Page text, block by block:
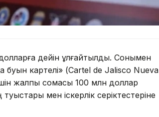
дейін ұлғайтылды. Сонымен
буын картелі» (Cartel de Jalisco Nueva
жалпы сомасы 100 млн доллар
мен іскерлік серіктестеріне